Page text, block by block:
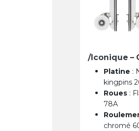
/Iconique –
Platine :
kingpins
Roues:
78A
chromé